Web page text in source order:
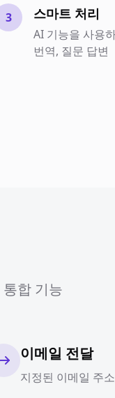
3 스마트 처리
AI 기능을 사용
번역, 질문 답변
합 기능
이메일 전달
지정된 이메일 주